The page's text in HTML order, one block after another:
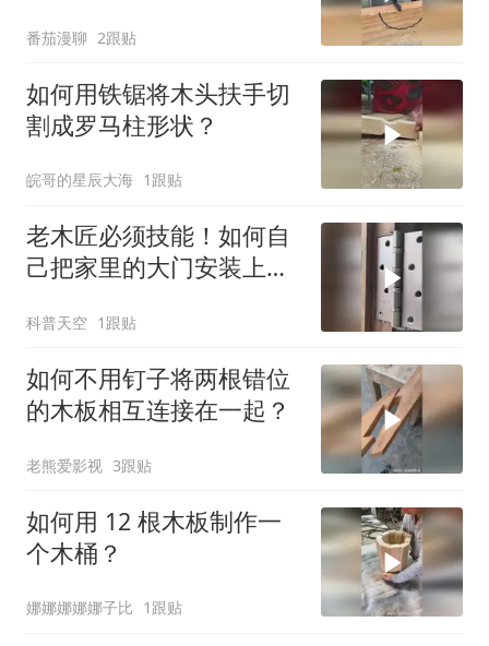
番茄漫聊 2跟贴
如何用铁锯将木头扶手切
割成罗马柱形状？
皖哥的星辰大海 1跟贴
老木匠必须技能！如何自
己把家里的大门安装上
科普天空 1跟贴
如何不用钉子将两根错位
的木板相互连接在一起？
老熊爱影视 3跟贴
如何用 12 根木板制作一
个木桶？
娜娜娜娜娜子比 1跟贴